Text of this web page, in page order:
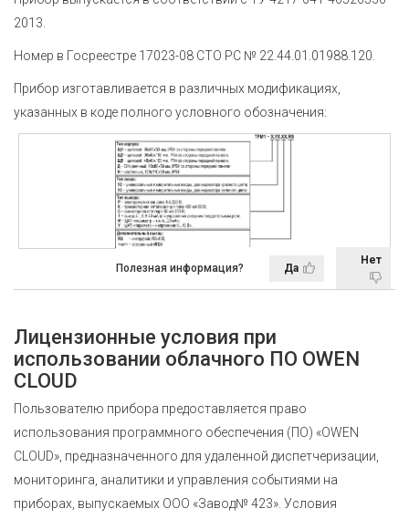
2013.
Номер в Госреестре 17023-08 СТО РС № 22.44.01.01988.120.
Прибор изготавливается в различных модификациях,
указанных в коде полного условного обозначения:
Полезная информация? Да
Нет
Лицензионные условия при
использовании облачного ПО OWEN
CLOUD
Пользователю прибора предоставляется право
использования программного обеспечения (ПО) «OWEN
CLOUD», предназначенного для удаленной диспетчеризации,
мониторинга, аналитики и управления событиями на
приборах, выпускаемых ООО «Завод№ 423». Условия